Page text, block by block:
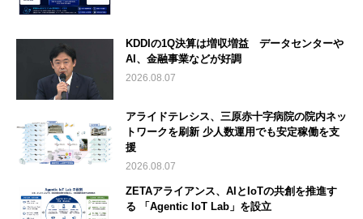
KDDIの1Q決算は増収増益 データセンターや
AI、金融事業などが好調
2026.08.07
アライドテレシス、三原赤十字病院の院内ネッ
トワークを刷新 少人数運用でも安定稼働を支
援
2026.08.07
ZETAアライアンス、AIとIoTの共創を推進す
る 「Agentic IoT Lab」を設立